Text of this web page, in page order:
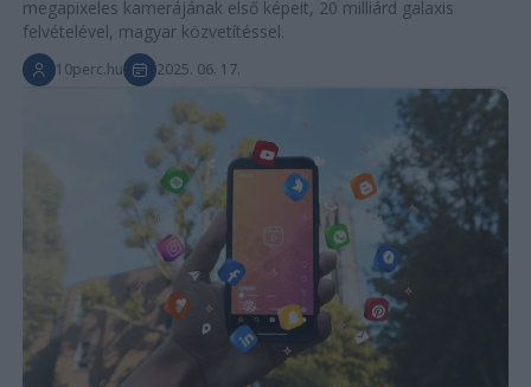
megapixeles kamerájának első képeit, 20 milliárd galaxis
felvételével, magyar közvetítéssel.
10perc.hu 2025. 06. 17.